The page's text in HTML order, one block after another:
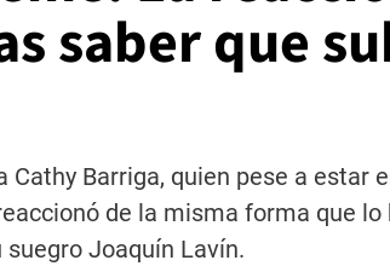
saber que
Barriga, quien pese a estar
de la misma forma que
Joaquín Lavín.